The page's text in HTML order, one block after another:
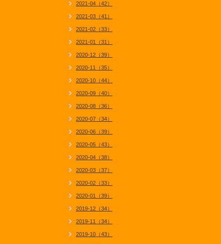
2021-04（42）
2021-03（41）
2021-02（33）
2021-01（31）
2020-12（39）
2020-11（35）
2020-10（44）
2020-09（40）
2020-08（36）
2020-07（34）
2020-06（39）
2020-05（43）
2020-04（38）
2020-03（37）
2020-02（33）
2020-01（39）
2019-12（34）
2019-11（34）
2019-10（43）